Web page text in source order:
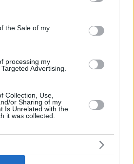
Google and its third-party tags to
specified purposes in below Google
the Sale of my
processing my
Advertising.
Collection, Use,
or Sharing of my
Is Unrelated with the
it was collected.